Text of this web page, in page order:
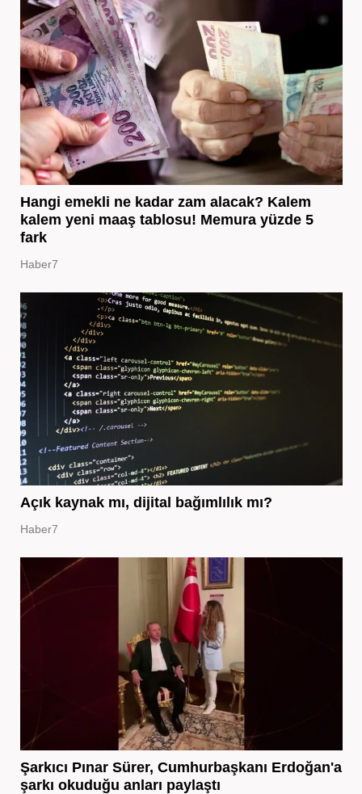
Hangi emekli ne kadar zam alacak? Kalem
kalem yeni maaş tablosu! Memura yüzde 5
fark
Haber7
Açık kaynak mı, dijital bağımlılık mı?
Haber7
Şarkıcı Pınar Sürer, Cumhurbaşkanı Erdoğan'a
şarkı okuduğu anları paylaştı